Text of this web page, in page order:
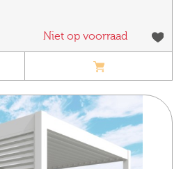
Niet op voorraad